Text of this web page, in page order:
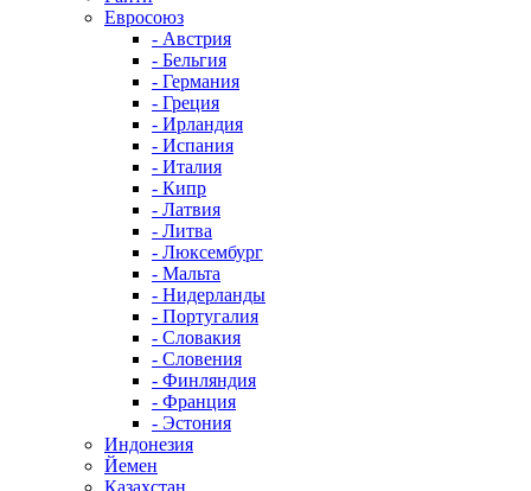
Евросоюз
- Австрия
- Бельгия
- Германия
- Греция
- Ирландия
- Испания
- Италия
- Кипр
- Латвия
- Литва
- Люксембург
- Мальта
- Нидерланды
- Португалия
- Словакия
- Словения
- Финляндия
- Франция
- Эстония
Индонезия
Йемен
Казахстан